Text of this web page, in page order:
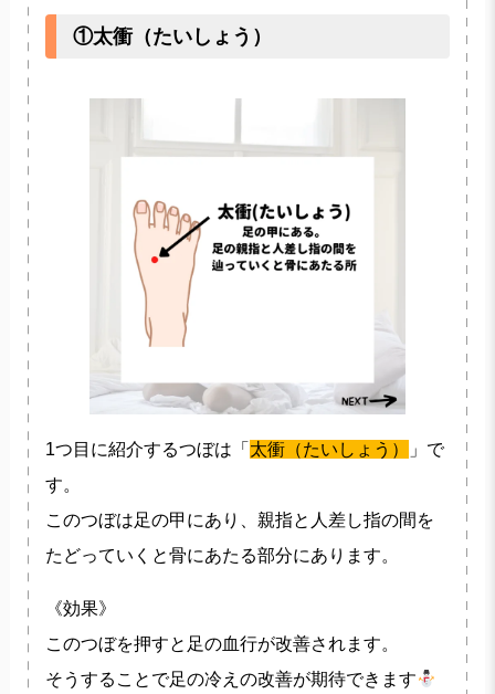
①太衝（たいしょう）
1つ目に紹介するつぼは「 太衝（たいしょう）
」で
す。
このつぼは足の甲にあり、親指と人差し指の間を
たどっていくと骨にあたる部分にあります。
《効果》
このつぼを押すと足の血行が改善されます。
そうすることで足の冷えの改善が期待できます